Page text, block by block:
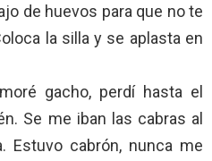
de huevos para que no te
la silla y se aplasta en
gacho, perdí hasta el
Se me iban las cabras al
Estuvo cabrón, nunca me